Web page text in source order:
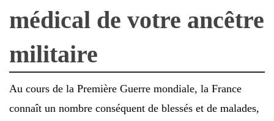
médical de votre ancêtre
militaire
Au cours de la Première Guerre mondiale, la France
connaît un nombre conséquent de blessés et de malades,